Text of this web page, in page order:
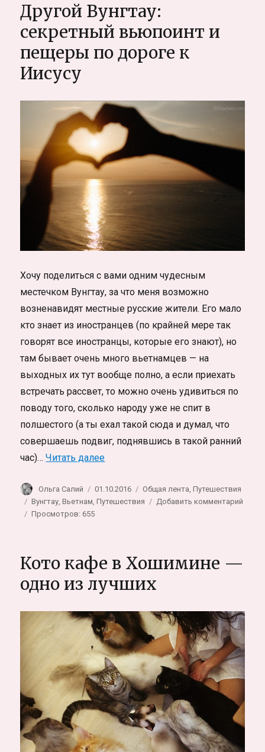
плюсы
жизни
в
Таиланде,
Вьетнаме,
Азии)
Другой Вунгтау:
секретный вьюпоинт и
пещеры по дороге к
Иисусу
Хочу поделиться с вами одним чудесным
местечком Вунгтау, за что меня возможно
возненавидят местные русские жители. Его мало
кто знает из иностранцев (по крайней мере так
говорят все иностранцы, которые его знают), но
там бывает очень много вьетнамцев — на
выходных их тут вообще полно, а если приехать
встречать рассвет, то можно очень удивиться по
поводу того, сколько народу уже не спит в
полшестого (а ты ехал такой сюда и думал, что
совершаешь подвиг, поднявшись в такой ранний
час)…Читать далее«Другой Вунгтау: секретный
Автор
Ольга Салий Опубликовано
01.10.2016 Рубрики
Общая лента ,Путешествия
Метки
Вунгтау ,Вьетнам ,Путешествия Добавить комментарий
Просмотров: 655
Кото кафе в Хошимине —
одно из лучших